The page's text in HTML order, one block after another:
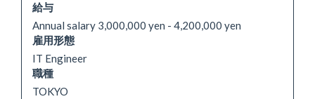
給与
Annual salary 3,000,000 yen - 4,200,000 yen
雇用形態
IT Engineer
職種
TOKYO